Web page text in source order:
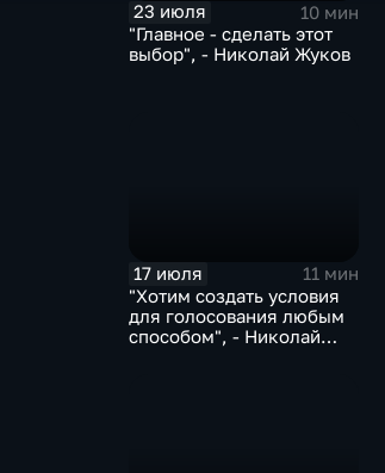
23 июля
10 мин
"Главное - сделать этот
выбор", - Николай Жуков
17 июля
11 мин
"Хотим создать условия
для голосования любым
способом", - Николай